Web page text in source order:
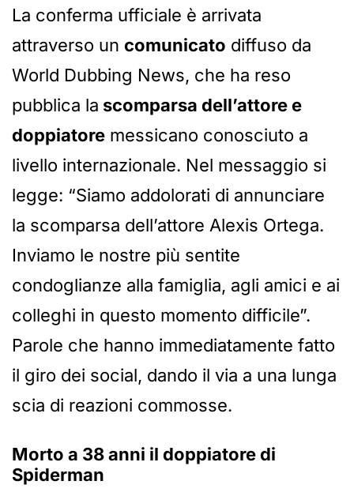
La conferma ufficiale è arrivata
attraverso un comunicato diffuso da
World Dubbing News, che ha reso
pubblica la scomparsa dell’attore e
doppiatore messicano conosciuto a
livello internazionale. Nel messaggio si
legge: “Siamo addolorati di annunciare
la scomparsa dell’attore Alexis Ortega.
Inviamo le nostre più sentite
condoglianze alla famiglia, agli amici e ai
colleghi in questo momento difficile”.
Parole che hanno immediatamente fatto
il giro dei social, dando il via a una lunga
scia di reazioni commosse.
Morto a 38 anni il doppiatore di
Spiderman